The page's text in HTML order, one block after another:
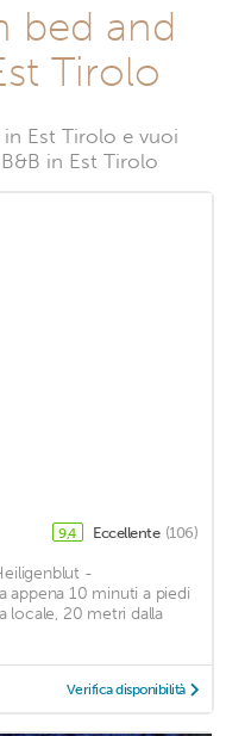
bed and
Tirolo
Est Tirolo e vuoi
in Est Tirolo
9,4 Eccellente (106)
-
appena 10 minuti a piedi
locale, 20 metri dalla
Verifica disponibilità